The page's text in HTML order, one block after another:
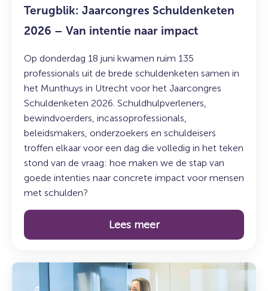
Terugblik: Jaarcongres Schuldenketen
2026 – Van intentie naar impact
Op donderdag 18 juni kwamen ruim 135
professionals uit de brede schuldenketen samen in
het Munthuys in Utrecht voor het Jaarcongres
Schuldenketen 2026. Schuldhulpverleners,
bewindvoerders, incassoprofessionals,
beleidsmakers, onderzoekers en schuldeisers
troffen elkaar voor een dag die volledig in het teken
stond van de vraag: hoe maken we de stap van
goede intenties naar concrete impact voor mensen
met schulden?
Lees meer
Lees